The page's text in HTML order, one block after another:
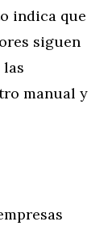
indica que
siguen
las
manual y